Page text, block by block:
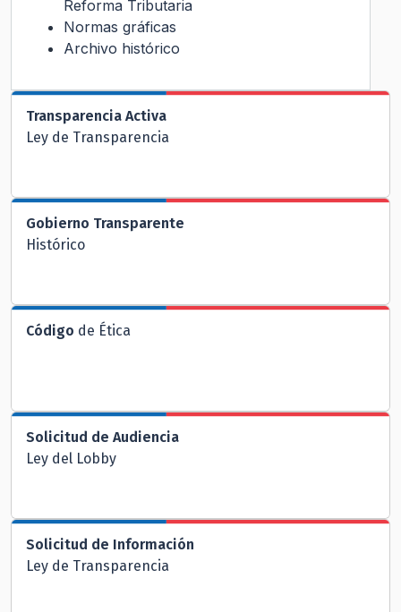
Reforma Tributaria
Normas gráficas
Archivo histórico
Transparencia Activa
Ley de Transparencia
Gobierno Transparente
Histórico
Código de Ética
Solicitud de Audiencia
Ley del Lobby
Solicitud de Información
Ley de Transparencia